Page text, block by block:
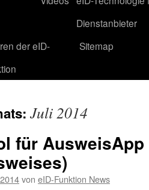
Dienstanbieter
der eID-
Sitemap
Juli 2014
für
von eID-Funktion News